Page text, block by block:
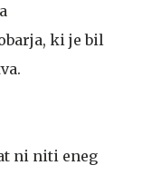
ki je bil
ni niti eneg